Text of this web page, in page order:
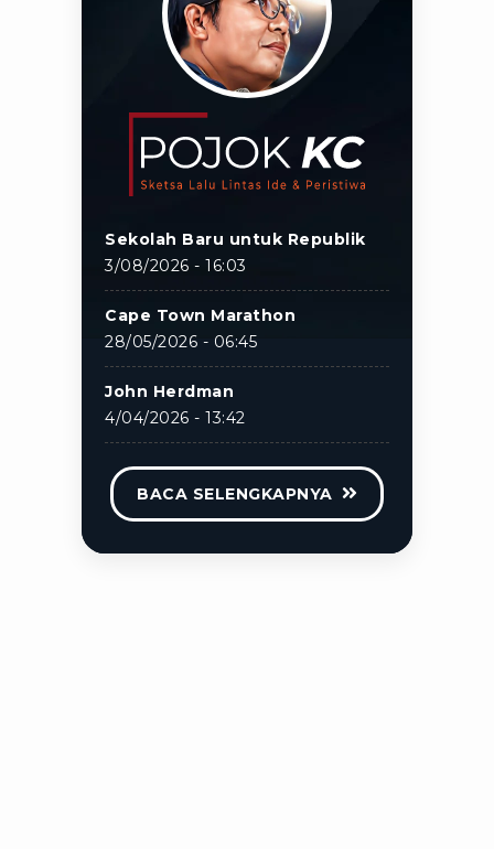
Sekolah Baru untuk Republik
3/08/2026 - 16:03
Cape Town Marathon
28/05/2026 - 06:45
John Herdman
4/04/2026 - 13:42
BACA SELENGKAPNYA